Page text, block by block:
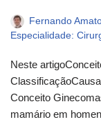
Fernando
Especialidade:
Neste
Conceito​
mamário em